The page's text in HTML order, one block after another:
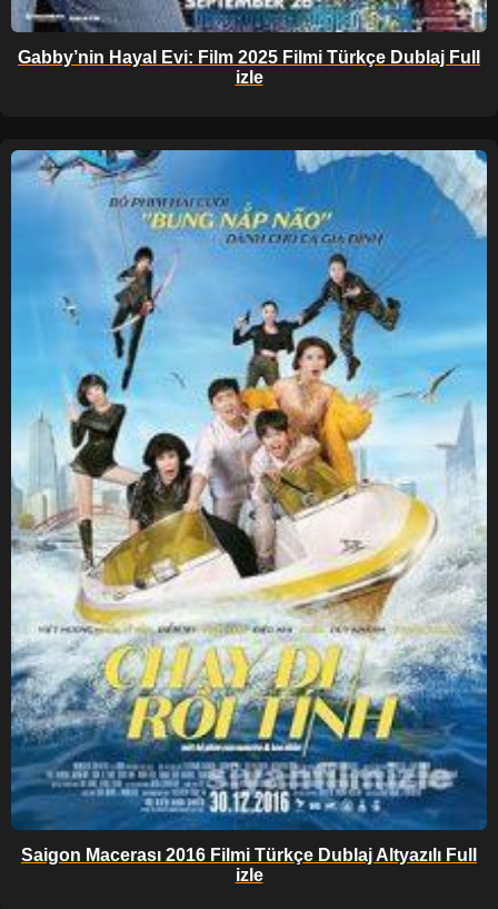
Gabby’nin Hayal Evi: Film 2025 Filmi Türkçe Dublaj Full
izle
Saigon Macerası 2016 Filmi Türkçe Dublaj Altyazılı Full
izle